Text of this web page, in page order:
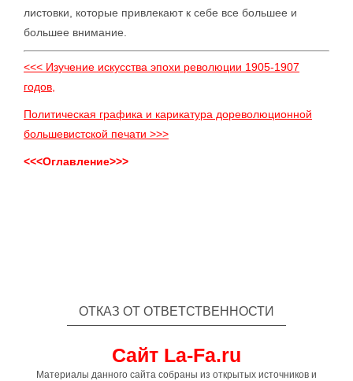
листовки, которые привлекают к себе все большее и
большее внимание.
<<< Изучение искусства эпохи революции 1905-1907
годов,
Политическая графика и карикатура дореволюционной
большевистской печати >>>
<<<Оглавление>>>
ОТКАЗ ОТ ОТВЕТСТВЕННОСТИ
Сайт La-Fa.ru
Материалы данного сайта собраны из открытых источников и